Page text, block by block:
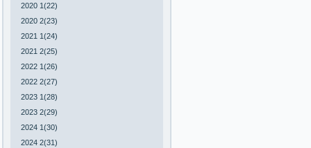
2020 1(22)
2020 2(23)
2021 1(24)
2021 2(25)
2022 1(26)
2022 2(27)
2023 1(28)
2023 2(29)
2024 1(30)
2024 2(31)